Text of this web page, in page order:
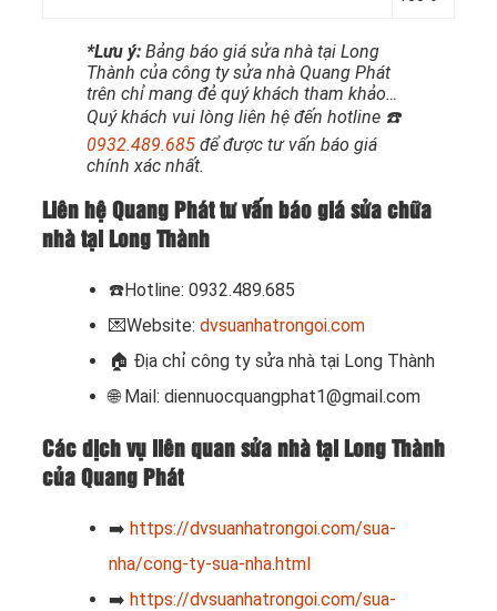
*Lưu ý: Bảng báo giá sửa nhà tại Long
Thành của công ty sửa nhà Quang Phát
trên chỉ mang đẻ quý khách tham khảo…
Quý khách vui lòng liên hệ đến hotline ☎️
0932.489.685 để được tư vấn báo giá
chính xác nhất.
Liên hệ Quang Phát tư vấn báo giá sửa chữa
nhà tại Long Thành
☎️Hotline: 0932.489.685
💌Website: dvsuanhatrongoi.com
🏠 Địa chỉ công ty sửa nhà tại Long Thành
🌐 Mail: diennuocquangphat1@gmail.com
Các dịch vụ liên quan sửa nhà tại Long Thành
của Quang Phát
➡️ https://dvsuanhatrongoi.com/sua-
nha/cong-ty-sua-nha.html
➡️ https://dvsuanhatrongoi.com/sua-